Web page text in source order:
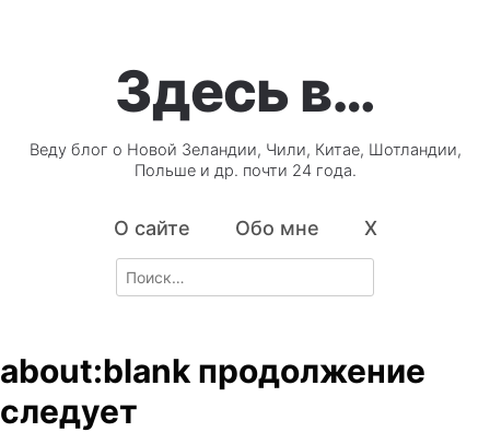
Здесь в…
Веду блог о Новой Зеландии, Чили, Китае, Шотландии,
Польше и др. почти 24 года.
О сайте Обо мне X
Search
for:
about:blank продолжение
следует